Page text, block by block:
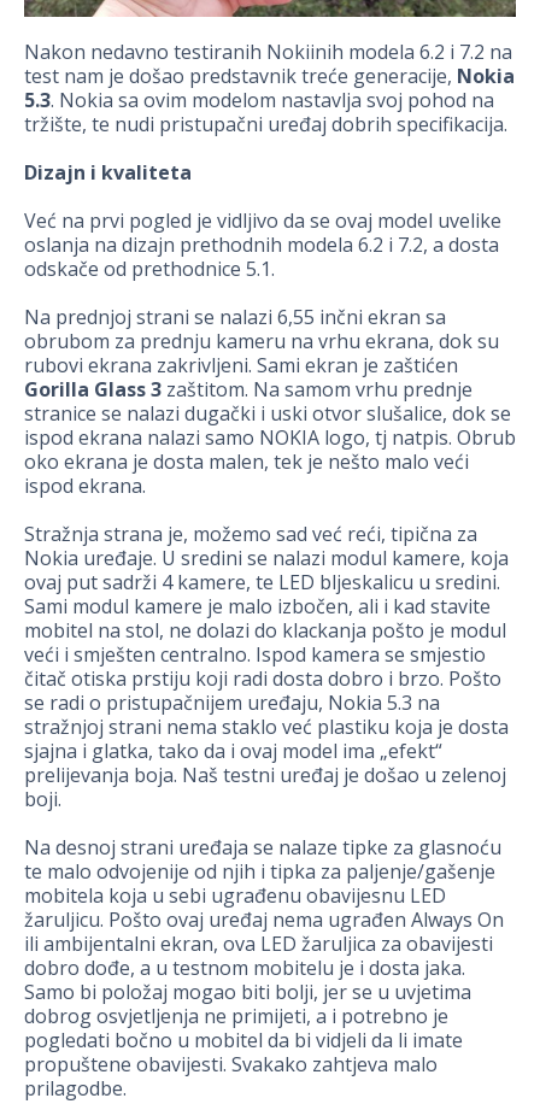
Nakon nedavno testiranih Nokiinih modela 6.2 i 7.2 na
test nam je došao predstavnik treće generacije, Nokia
5.3. Nokia sa ovim modelom nastavlja svoj pohod na
tržište, te nudi pristupačni uređaj dobrih specifikacija.
Dizajn i kvaliteta
Već na prvi pogled je vidljivo da se ovaj model uvelike
oslanja na dizajn prethodnih modela 6.2 i 7.2, a dosta
odskače od prethodnice 5.1.
Na prednjoj strani se nalazi 6,55 inčni ekran sa
obrubom za prednju kameru na vrhu ekrana, dok su
rubovi ekrana zakrivljeni. Sami ekran je zaštićen
Gorilla Glass 3 zaštitom. Na samom vrhu prednje
stranice se nalazi dugački i uski otvor slušalice, dok se
ispod ekrana nalazi samo NOKIA logo, tj natpis. Obrub
oko ekrana je dosta malen, tek je nešto malo veći
ispod ekrana.
Stražnja strana je, možemo sad već reći, tipična za
Nokia uređaje. U sredini se nalazi modul kamere, koja
ovaj put sadrži 4 kamere, te LED bljeskalicu u sredini.
Sami modul kamere je malo izbočen, ali i kad stavite
mobitel na stol, ne dolazi do klackanja pošto je modul
veći i smješten centralno. Ispod kamera se smjestio
čitač otiska prstiju koji radi dosta dobro i brzo. Pošto
se radi o pristupačnijem uređaju, Nokia 5.3 na
stražnjoj strani nema staklo već plastiku koja je dosta
sjajna i glatka, tako da i ovaj model ima „efekt“
prelijevanja boja. Naš testni uređaj je došao u zelenoj
boji.
Na desnoj strani uređaja se nalaze tipke za glasnoću
te malo odvojenije od njih i tipka za paljenje/gašenje
mobitela koja u sebi ugrađenu obavijesnu LED
žaruljicu. Pošto ovaj uređaj nema ugrađen Always On
ili ambijentalni ekran, ova LED žaruljica za obavijesti
dobro dođe, a u testnom mobitelu je i dosta jaka.
Samo bi položaj mogao biti bolji, jer se u uvjetima
dobrog osvjetljenja ne primijeti, a i potrebno je
pogledati bočno u mobitel da bi vidjeli da li imate
propuštene obavijesti. Svakako zahtjeva malo
prilagodbe.